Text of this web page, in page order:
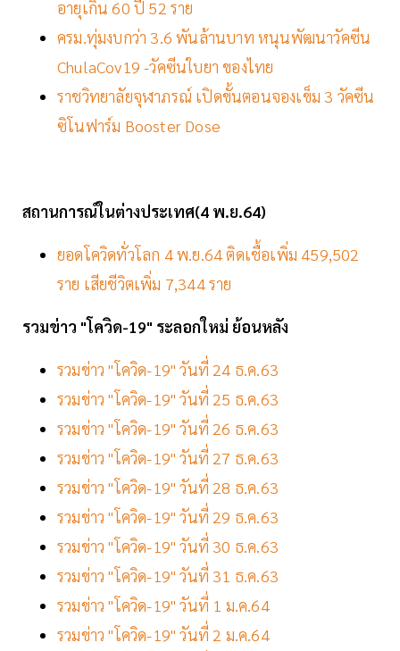
อายุเกิน 60 ปี 52 ราย
ครม.ทุ่มงบกว่า 3.6 พันล้านบาท หนุนพัฒนาวัคซีน
ChulaCov19 -วัคซีนใบยา ของไทย
ราชวิทยาลัยจุฬาภรณ์ เปิดขั้นตอนจองเข็ม 3 วัคซีน
ซิโนฟาร์ม Booster Dose
สถานการณ์ในต่างประเทศ(4 พ.ย.64)
ยอดโควิดทั่วโลก 4 พ.ย.64 ติดเชื้อเพิ่ม 459,502
ราย เสียชีวิตเพิ่ม 7,344 ราย
รวมข่าว "โควิด-19" ระลอกใหม่ ย้อนหลัง
รวมข่าว "โควิด-19" วันที่ 24 ธ.ค.63
รวมข่าว "โควิด-19" วันที่ 25 ธ.ค.63
รวมข่าว "โควิด-19" วันที่ 26 ธ.ค.63
รวมข่าว "โควิด-19" วันที่ 27 ธ.ค.63
รวมข่าว "โควิด-19" วันที่ 28 ธ.ค.63
รวมข่าว "โควิด-19" วันที่ 29 ธ.ค.63
รวมข่าว "โควิด-19" วันที่ 30 ธ.ค.63
รวมข่าว "โควิด-19" วันที่ 31 ธ.ค.63
รวมข่าว "โควิด-19" วันที่ 1 ม.ค.64
รวมข่าว "โควิด-19" วันที่ 2 ม.ค.64